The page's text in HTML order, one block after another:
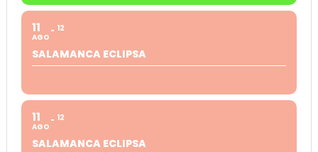
11
AGO
12
SALAMANCA ECLIPSA
11
AGO
12
SALAMANCA ECLIPSA